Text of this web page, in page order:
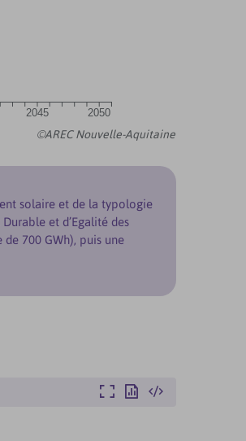
©AREC Nouvelle-Aquitaine
2045 2050
solaire et de la typologie
et d’Egalité des
700 GWh), puis une
AgrandirExporterIntégrer